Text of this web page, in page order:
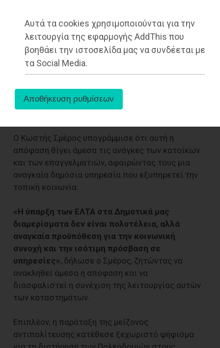
Αυτά τα cookies χρησιμοποιούνται για την
λειτουργία της εφαρμογής AddThis που
βοηθάει την ιστοσελίδα μας να συνδέεται με
τα Social Media.
προχώρησε στην υποβολή δύο σημαντικών
ψηφισμάτων στο Δημοτικό Συμβούλιο.
Αυτά τα ψηφίσματα, τα οποία υιοθετήθηκαν
ομόφωνα, εκφράζουν τη συλλογική αντίθεση του
Σώματος στις κυβερνητικές αποφάσεις
κλείσιμο των ΕΛΤΑκαιτη μεταφορά των
Ο Κωστής Σμέρος υπογράμμισε ότι αυτή η
απόφαση θίγει άμεσα τις ανάγκες των κατοίκων
και των επαγγελματιών, αφαιρώντας τους μια
αναγκαία δημόσια υπηρεσία που εξυπηρετεί την
τοπική κοινωνία.
«Η ύπαρξη των ΕΛΤΑ στα Δημοτικά μας
διαμερίσματα δεν είναι πολυτέλεια, αλλά
αναγκαία προϋπόθεση για την κοινωνική
συνοχή και την ισότιμη πρόσβαση σε
υπηρεσίες», δήλωσε ο Σμέρος, ζητώντας να
ανακληθεί άμεσα η απόφαση και να
διασφαλιστεί η συνέχιση της λειτουργίας αυτών
των καταστημάτων.
Επιπλέον, η παράταξη της μείζονος
αντιπολίτευσης κατέθεσε ξεχωριστό ψήφισμα